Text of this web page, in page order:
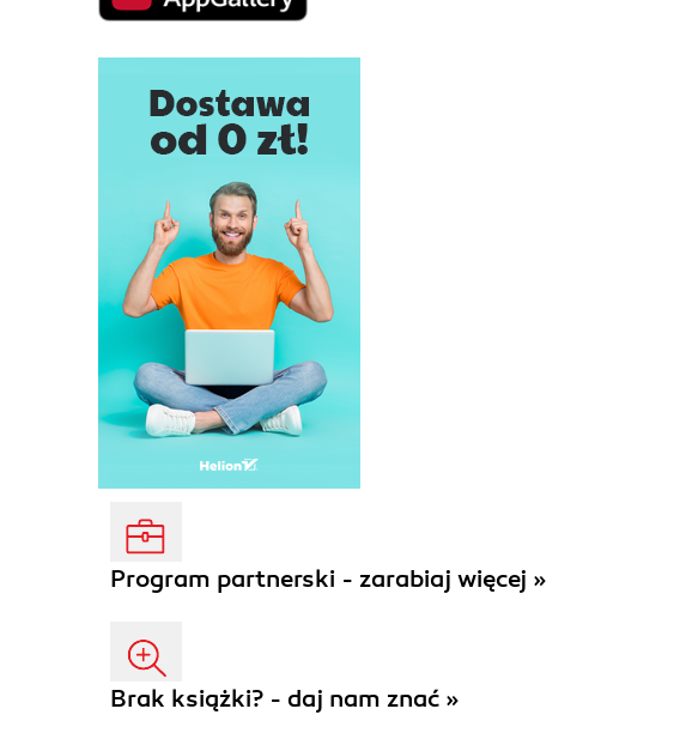
Program partnerski - zarabiaj więcej »
Brak książki? - daj nam znać »